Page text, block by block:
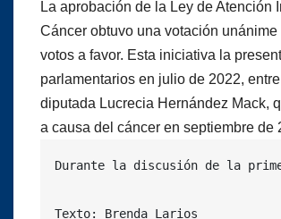
La aprobación de la Ley de Atención
Cáncer obtuvo una votación unánime
votos a favor. Esta iniciativa la
parlamentarios en julio de 2022,
diputada Lucrecia Hernández Mack,
a causa del cáncer en septiembre de
Durante la discusión de la
Texto: Brenda Larios